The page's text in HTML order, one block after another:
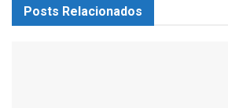
Posts Relacionados